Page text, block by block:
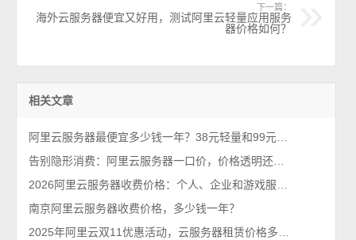
下一篇：
海外云服务器便宜又好用，测试阿里云轻量应用服务
器价格如何？
相关文章
阿里云服务器最便宜多少钱一年？38元轻量和99元ECS对比，哪台更优惠？
告别隐形消费：阿里云服务器一口价，价格透明还优惠
2026阿里云服务器收费价格：个人、企业和游戏服务器费用清单
南京阿里云服务器收费价格，多少钱一年？
2025年阿里云双11优惠活动，云服务器租赁价格多少钱一年？